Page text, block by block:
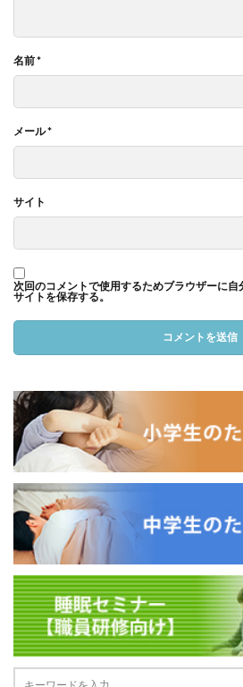
名前*
メール*
サイト
次回のコメントで使用するためブラウザーに自
サイトを保存する。